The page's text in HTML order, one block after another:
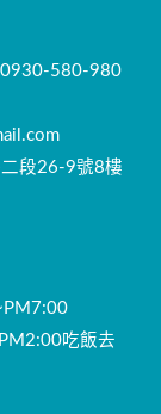
0930-580-980
段26-9號8樓
吃飯去